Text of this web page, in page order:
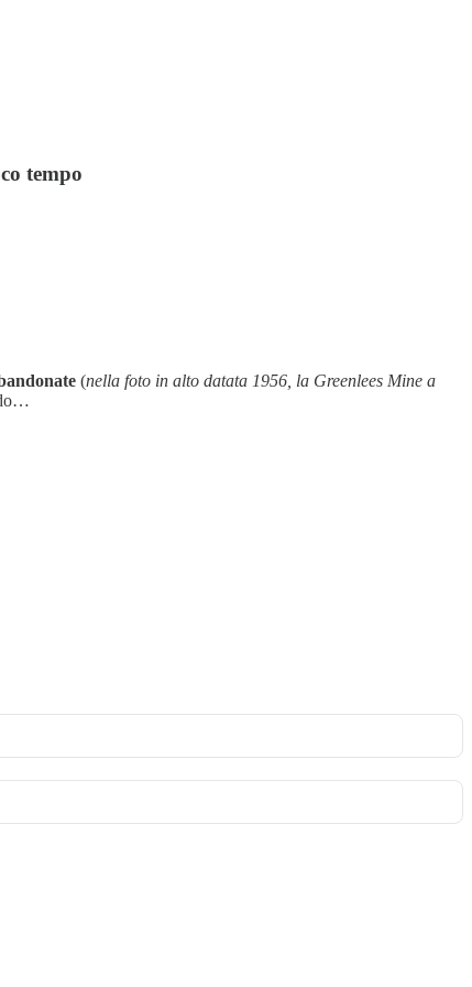
tempo
(nella foto in alto datata 1956, la Greenlees Mine a